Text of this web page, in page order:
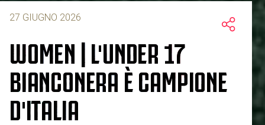
27 GIUGNO 2026
WOMEN | L'UNDER 17
BIANCONERA È CAMPIONE
D'ITALIA